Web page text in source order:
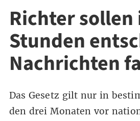
Richter
Stunden
Nachrichten
Das Gesetz gilt nur in
den drei Monaten vor